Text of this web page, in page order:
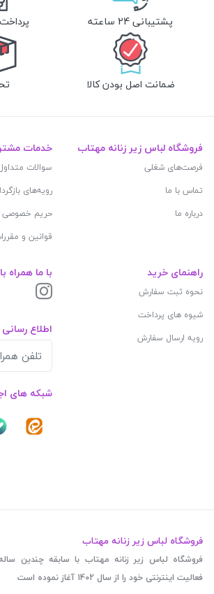
پشتیبانی 24 ساعته
ضمانت اصل بودن کالا
فروشگاه لباس زیر زنانه مهتاب
فرصت‌های شغلی
تماس با ما
درباره ما
خدمات
سوالات
رویه‌های
حریم خصوصی
قوانین و
راهنمای خرید
نحوه ثبت سفارش
شیوه های پرداخت
رویه ارسال سفارش
با ما همراه
اطلاع
شبکه های
فروشگاه لباس زیر زنانه مهتاب
فروشگاه لباس زیر زنانه مهتاب با سابقه چندین
فعالیت اینترنتی خود را از سال 1402 آغاز نموده است